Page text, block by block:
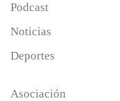
Podcast
Noticias
Deportes
Asociación